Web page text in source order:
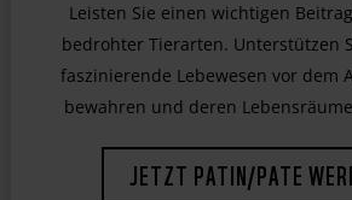
Leisten Sie einen wichtigen
bedrohter Tierarten. Unterstützen
faszinierende Lebewesen vor dem
bewahren und deren
JETZT PATIN/PATE